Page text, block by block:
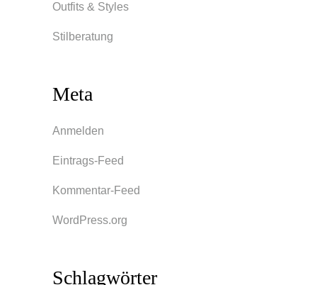
Outfits & Styles
Stilberatung
Meta
Anmelden
Eintrags-Feed
Kommentar-Feed
WordPress.org
Schlagwörter